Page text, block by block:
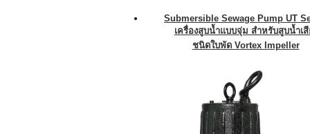
Submersible Sewage Pump UT
เครื่องสูบน้ำแบบจุ่ม สำหรับสูบน้ำเ
ชนิดใบพัด Vortex Impeller